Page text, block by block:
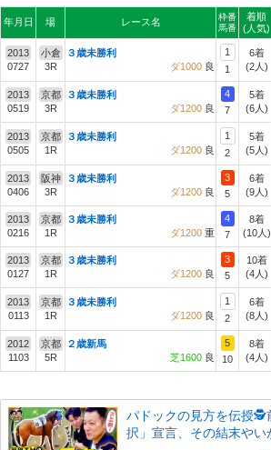
年月日 場 レース名
枠番
馬番
着順
(人気)
2013
0727
小倉
3R
３歳未勝利
ダ1000 良
1
1
6着
(2人)
2013
0519
京都
3R
３歳未勝利
ダ1200 良
4
7
5着
(6人)
2013
0505
京都
1R
３歳未勝利
ダ1200 良
1
2
5着
(5人)
2013
0406
阪神
3R
３歳未勝利
ダ1200 良
3
5
6着
(9人)
2013
0216
京都
1R
３歳未勝利
ダ1200 重
4
7
8着
(10人)
2013
0127
京都
1R
３歳未勝利
ダ1200 良
3
5
10着
(4人)
2013
0113
京都
1R
３歳未勝利
ダ1200 良
1
2
6着
(8人)
2012
1103
京都
5R
２歳新馬
芝1600 良
5
10
8着
(4人)
パドックの見方を伝授🕵
択」宣言、その結末やい